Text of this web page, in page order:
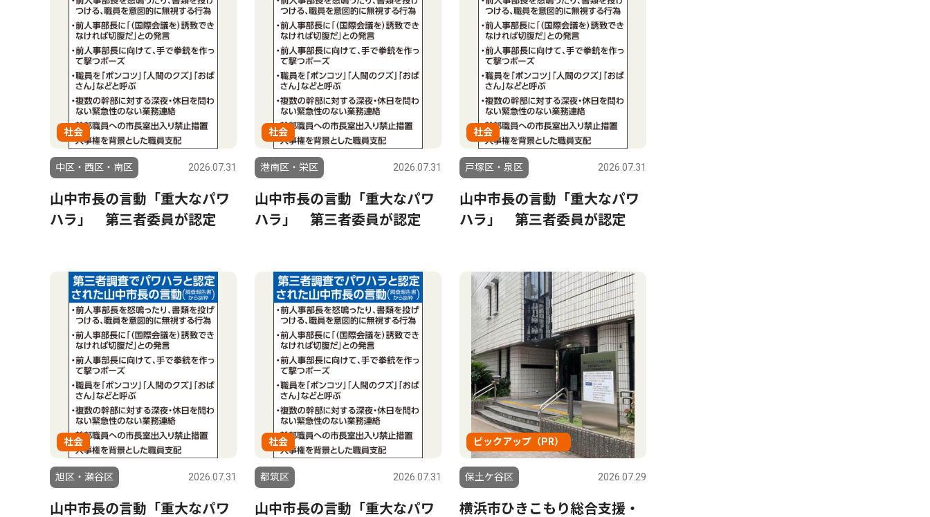
社会
中区・西区・南区 2026.07.31
山中市長の言動「重大なパワ
ハラ」 第三者委員が認定
社会
港南区・栄区 2026.07.31
山中市長の言動「重大なパワ
ハラ」 第三者委員が認定
社会
戸塚区・泉区 2026.07.31
山中市長の言動「重大なパワ
ハラ」 第三者委員が認定
社会
旭区・瀬谷区 2026.07.31
山中市長の言動「重大なパワ
社会
都筑区 2026.07.31
山中市長の言動「重大なパワ
ピックアップ（PR）
保土ケ谷区 2026.07.29
横浜市ひきこもり総合支援・